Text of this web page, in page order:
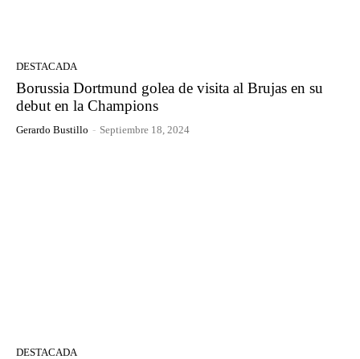
DESTACADA
Borussia Dortmund golea de visita al Brujas en su
debut en la Champions
Gerardo Bustillo - Septiembre 18, 2024
DESTACADA